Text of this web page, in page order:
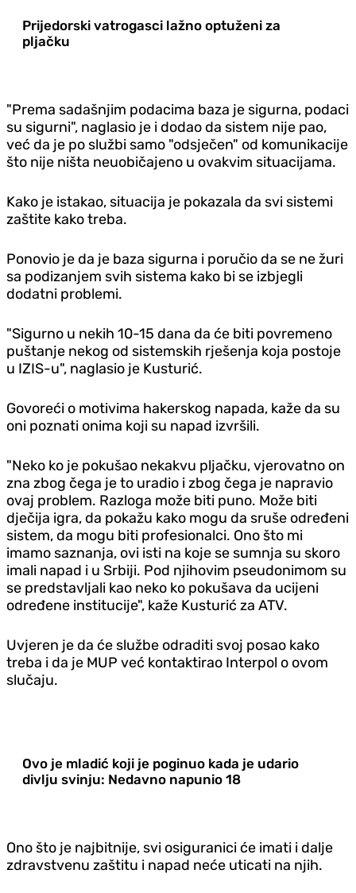
Prijedorski vatrogasci lažno optuženi za
pljačku
"Prema sadašnjim podacima baza je sigurna, podaci
su sigurni", naglasio je i dodao da sistem nije pao,
već da je po službi samo "odsječen" od komunikacije
što nije ništa neuobičajeno u ovakvim situacijama.
Kako je istakao, situacija je pokazala da svi sistemi
zaštite kako treba.
Ponovio je da je baza sigurna i poručio da se ne žuri
sa podizanjem svih sistema kako bi se izbjegli
dodatni problemi.
"Sigurno u nekih 10-15 dana da će biti povremeno
puštanje nekog od sistemskih rješenja koja postoje
u IZIS-u", naglasio je Kusturić.
Govoreći o motivima hakerskog napada, kaže da su
oni poznati onima koji su napad izvršili.
"Neko ko je pokušao nekakvu pljačku, vjerovatno on
zna zbog čega je to uradio i zbog čega je napravio
ovaj problem. Razloga može biti puno. Može biti
dječija igra, da pokažu kako mogu da sruše određeni
sistem, da mogu biti profesionalci. Ono što mi
imamo saznanja, ovi isti na koje se sumnja su skoro
imali napad i u Srbiji. Pod njihovim pseudonimom su
se predstavljali kao neko ko pokušava da ucijeni
određene institucije", kaže Kusturić za ATV.
Uvjeren je da će službe odraditi svoj posao kako
treba i da je MUP već kontaktirao Interpol o ovom
slučaju.
Ovo je mladić koji je poginuo kada je udario
divlju svinju: Nedavno napunio 18
Ono što je najbitnije, svi osiguranici će imati i dalje
zdravstvenu zaštitu i napad neće uticati na njih.